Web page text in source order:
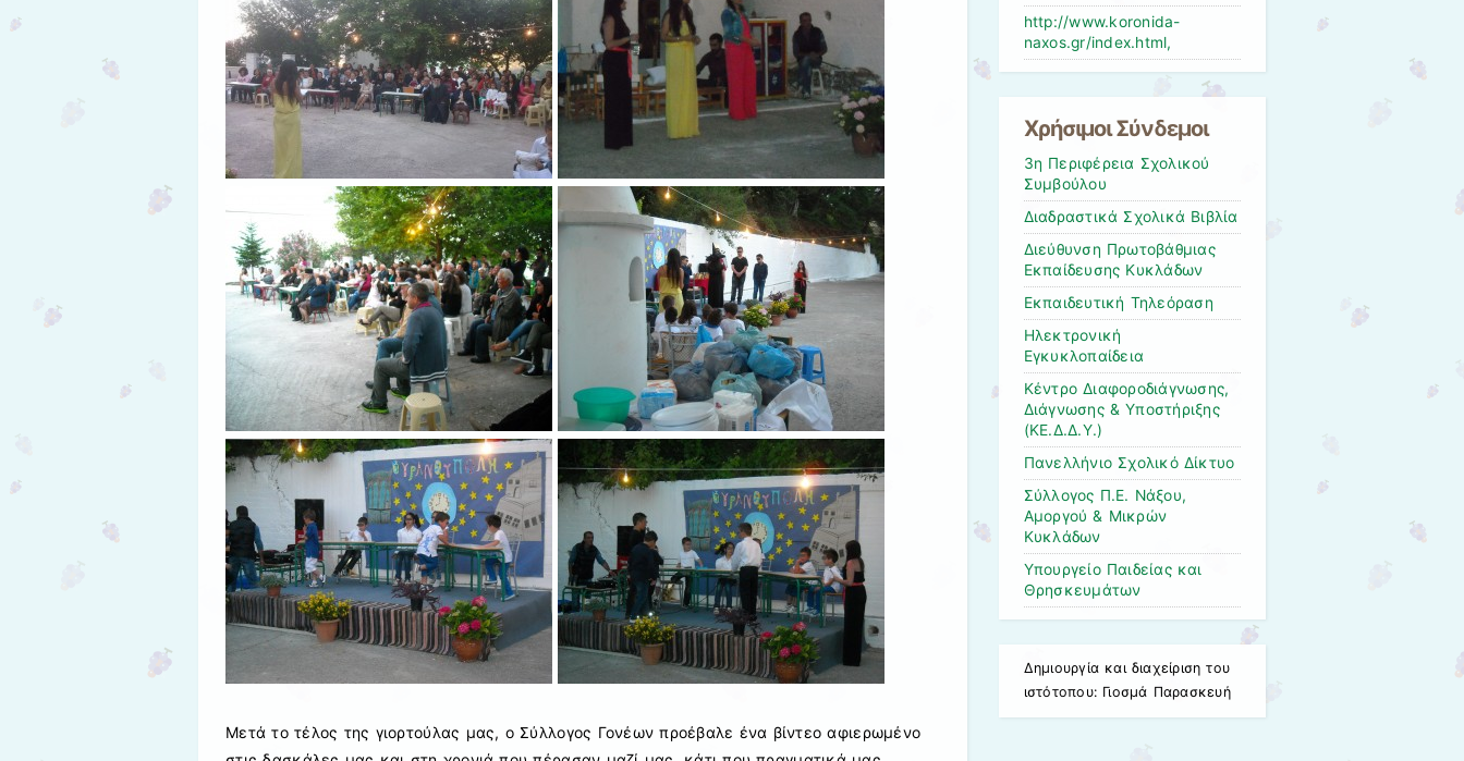
Μετά το τέλος της γιορτούλας μας, ο Σύλλογος Γονέων προέβαλε ένα βίντεο αφιερωμένο
http://www.koronida-
naxos.gr/index.html,
Χρήσιμοι Σύνδεμοι
3η Περιφέρεια Σχολικού
Συμβούλου
Διαδραστικά Σχολικά Βιβλία
Διεύθυνση Πρωτοβάθμιας
Εκπαίδευσης Κυκλάδων
Εκπαιδευτική Τηλεόραση
Ηλεκτρονική
Εγκυκλοπαίδεια
Κέντρο Διαφοροδιάγνωσης,
Διάγνωσης & Υποστήριξης
(ΚΕ.Δ.Δ.Υ.)
Πανελλήνιο Σχολικό Δίκτυο
Σύλλογος Π.Ε. Νάξου,
Αμοργού & Μικρών
Κυκλάδων
Υπουργείο Παιδείας και
Θρησκευμάτων
Δημιουργία και διαχείριση του
ιστότοπου: Γιοσμά Παρασκευή